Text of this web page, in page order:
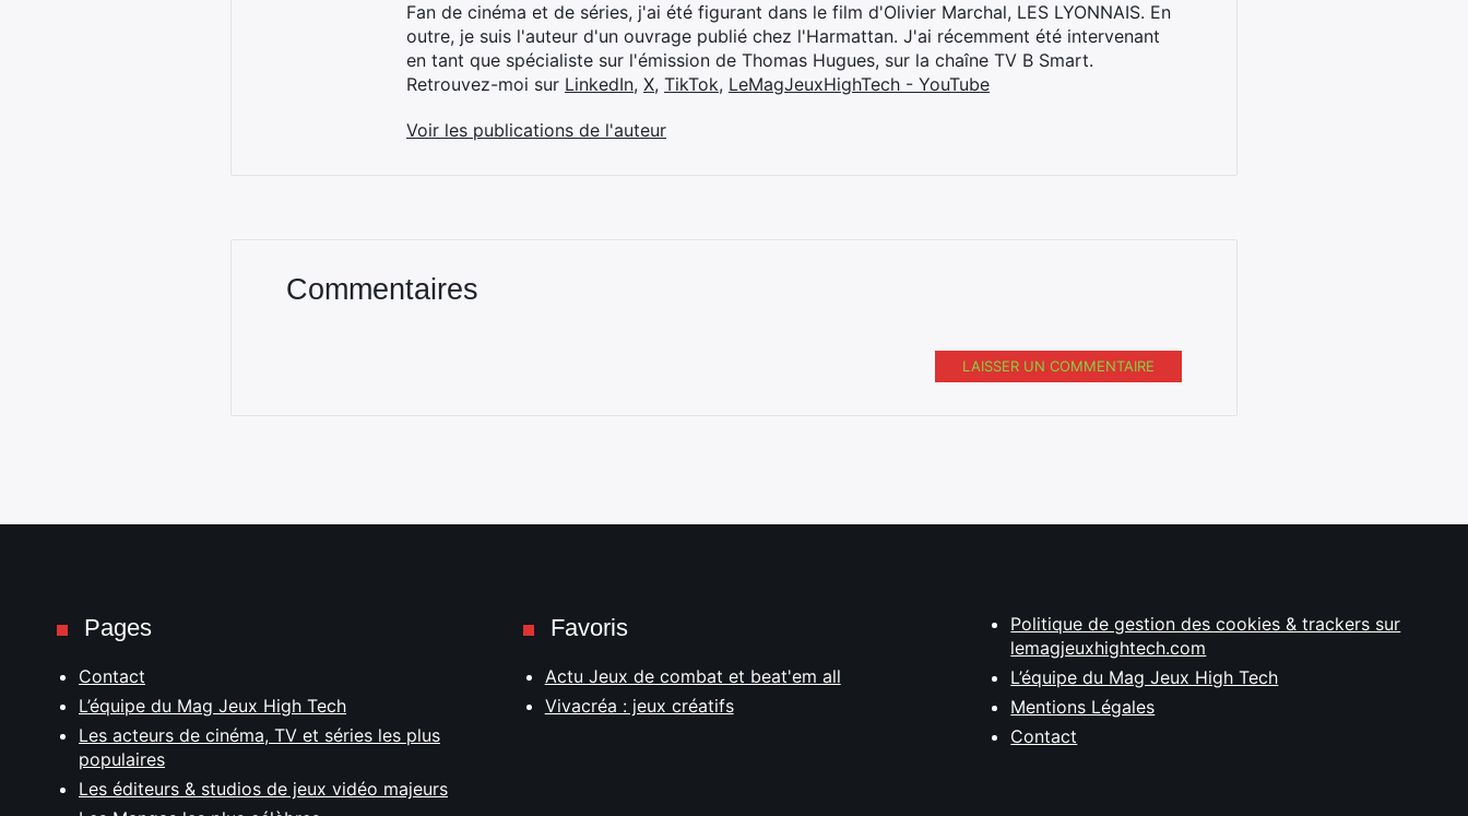
Fan de cinéma et de séries, j'ai été figurant dans le film d'Olivier Marchal, LES LYONNAIS. En
outre, je suis l'auteur d'un ouvrage publié chez l'Harmattan. J'ai récemment été intervenant
en tant que spécialiste sur l'émission de Thomas Hugues, sur la chaîne TV B Smart.
Retrouvez-moi sur LinkedIn, X, TikTok, LeMagJeuxHighTech - YouTube
Voir les publications de l'auteur
Commentaires
LAISSER UN COMMENTAIRE
Pages
Contact
L’équipe du Mag Jeux High Tech
Les acteurs de cinéma, TV et séries les plus
populaires
Les éditeurs & studios de jeux vidéo majeurs
Favoris
Actu Jeux de combat et beat'em all
Vivacréa : jeux créatifs
Politique de gestion des cookies & trackers sur
lemagjeuxhightech.com
L’équipe du Mag Jeux High Tech
Mentions Légales
Contact